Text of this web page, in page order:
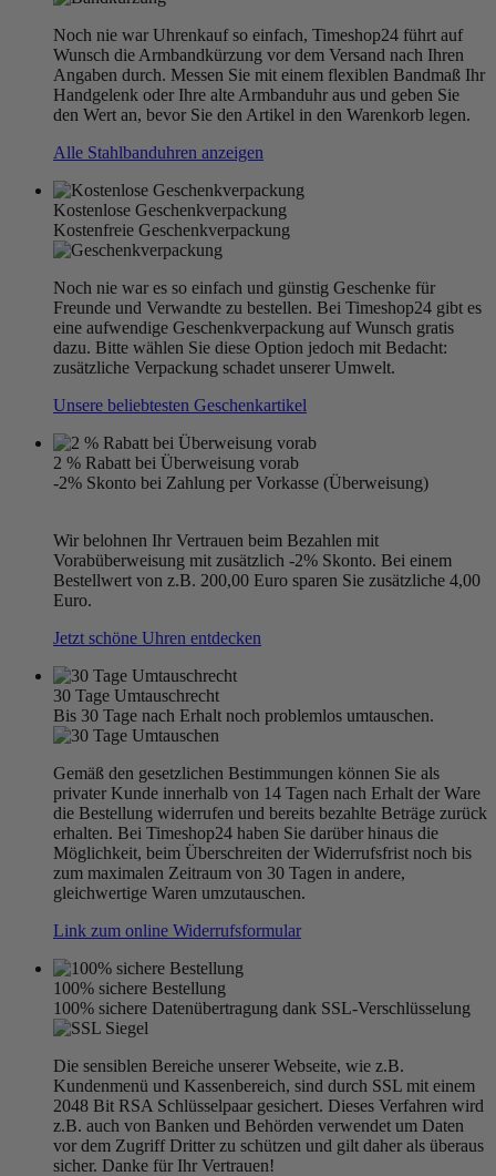
Noch nie war Uhrenkauf so einfach, Timeshop24 führt auf
Wunsch die Armbandkürzung vor dem Versand nach Ihren
Angaben durch. Messen Sie mit einem flexiblen Bandmaß Ihr
Handgelenk oder Ihre alte Armbanduhr aus und geben Sie
den Wert an, bevor Sie den Artikel in den Warenkorb legen.
Alle Stahlbanduhren anzeigen
Kostenlose Geschenkverpackung
Kostenfreie Geschenkverpackung
Noch nie war es so einfach und günstig Geschenke für
Freunde und Verwandte zu bestellen. Bei Timeshop24 gibt es
eine aufwendige Geschenkverpackung auf Wunsch gratis
dazu. Bitte wählen Sie diese Option jedoch mit Bedacht:
zusätzliche Verpackung schadet unserer Umwelt.
Unsere beliebtesten Geschenkartikel
2 % Rabatt bei Überweisung vorab
-2% Skonto bei Zahlung per Vorkasse (Überweisung)
Wir belohnen Ihr Vertrauen beim Bezahlen mit
Vorabüberweisung mit zusätzlich -2% Skonto. Bei einem
Bestellwert von z.B. 200,00 Euro sparen Sie zusätzliche 4,00
Euro.
Jetzt schöne Uhren entdecken
30 Tage Umtauschrecht
Bis 30 Tage nach Erhalt noch problemlos umtauschen.
Gemäß den gesetzlichen Bestimmungen können Sie als
privater Kunde innerhalb von 14 Tagen nach Erhalt der Ware
die Bestellung widerrufen und bereits bezahlte Beträge zurück
erhalten. Bei Timeshop24 haben Sie darüber hinaus die
Möglichkeit, beim Überschreiten der Widerrufsfrist noch bis
zum maximalen Zeitraum von 30 Tagen in andere,
gleichwertige Waren umzutauschen.
Link zum online Widerrufsformular
100% sichere Bestellung
100% sichere Datenübertragung dank SSL-Verschlüsselung
Die sensiblen Bereiche unserer Webseite, wie z.B.
Kundenmenü und Kassenbereich, sind durch SSL mit einem
2048 Bit RSA Schlüsselpaar gesichert. Dieses Verfahren wird
z.B. auch von Banken und Behörden verwendet um Daten
vor dem Zugriff Dritter zu schützen und gilt daher als überaus
sicher. Danke für Ihr Vertrauen!